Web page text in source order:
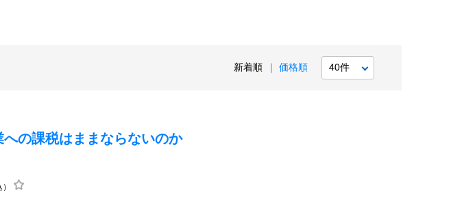
新着順 価格順
の課税はままならないのか